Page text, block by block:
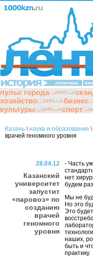
политики
пульс города
хозяйство
бизнес
культуры
спорт
Казань \ наука и образование \
врачей геномного уровня
28.04.12
Казанский
университет
запустит
«паровоз» по
созданию
врачей
геномного
уровня
- Часть
нет
будем
Мы не
Но это
Это
наших,
быть и
практику.